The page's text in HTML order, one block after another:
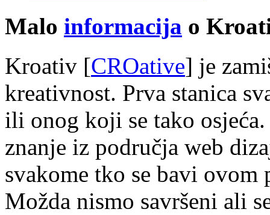
Malo informacija o
Kroativ [CROative] je
kreativnost. Prva stanica
ili onog koji se tako
znanje iz područja web
svakome tko se bavi
Možda nismo savršeni ali